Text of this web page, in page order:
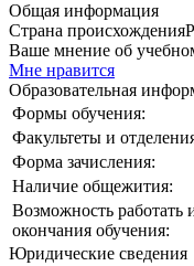
Общая информация
Страна происхождения
Ваше мнение об
Мне нравится
Образовательная
Формы обучения:
Факультеты и
Форма зачисления:
Наличие общежития:
Возможность работать
окончания обучения:
Юридические сведения